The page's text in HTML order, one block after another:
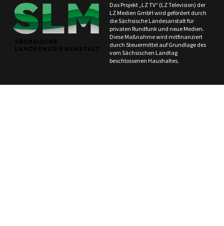
Das Projekt „LZ TV“ (LZ Television) der
LZ Medien GmbH wird gefördert durch
die Sächsische Landesanstalt für
privaten Rundfunk und neue Medien.
Diese Maßnahme wird mitfinanziert
durch Steuermittel auf Grundlage des
vom Sächsischen Landtag
beschlossenen Haushaltes.